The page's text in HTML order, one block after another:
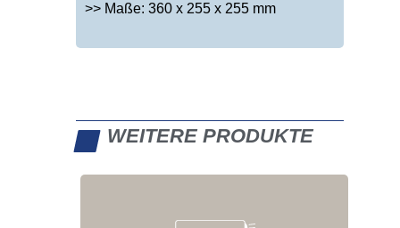
>> Maße: 360 x 255 x 255 mm
WEITERE PRODUKTE